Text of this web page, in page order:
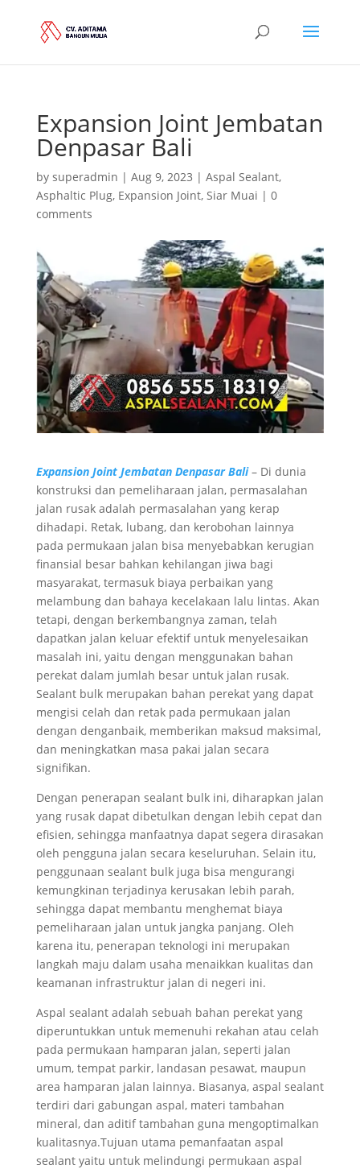
Expansion Joint Jembatan
Denpasar Bali
by superadmin | Aug 9, 2023 | Aspal Sealant,
Asphaltic Plug, Expansion Joint, Siar Muai | 0
comments
Expansion Joint Jembatan Denpasar Bali– Di dunia
konstruksi dan pemeliharaan jalan, permasalahan
jalan rusak adalah permasalahan yang kerap
dihadapi. Retak, lubang, dan kerobohan lainnya
pada permukaan jalan bisa menyebabkan kerugian
finansial besar bahkan kehilangan jiwa bagi
masyarakat, termasuk biaya perbaikan yang
melambung dan bahaya kecelakaan lalu lintas. Akan
tetapi, dengan berkembangnya zaman, telah
dapatkan jalan keluar efektif untuk menyelesaikan
masalah ini, yaitu dengan menggunakan bahan
perekat dalam jumlah besar untuk jalan rusak.
Sealant bulk merupakan bahan perekat yang dapat
mengisi celah dan retak pada permukaan jalan
dengan denganbaik, memberikan maksud maksimal,
dan meningkatkan masa pakai jalan secara
signifikan.
Dengan penerapan sealant bulk ini, diharapkan jalan
yang rusak dapat dibetulkan dengan lebih cepat dan
efisien, sehingga manfaatnya dapat segera dirasakan
oleh pengguna jalan secara keseluruhan. Selain itu,
penggunaan sealant bulk juga bisa mengurangi
kemungkinan terjadinya kerusakan lebih parah,
sehingga dapat membantu menghemat biaya
pemeliharaan jalan untuk jangka panjang. Oleh
karena itu, penerapan teknologi ini merupakan
langkah maju dalam usaha menaikkan kualitas dan
keamanan infrastruktur jalan di negeri ini.
Aspal sealant adalah sebuah bahan perekat yang
diperuntukkan untuk memenuhi rekahan atau celah
pada permukaan hamparan jalan, seperti jalan
umum, tempat parkir, landasan pesawat, maupun
area hamparan jalan lainnya. Biasanya, aspal sealant
terdiri dari gabungan aspal, materi tambahan
mineral, dan aditif tambahan guna mengoptimalkan
kualitasnya.Tujuan utama pemanfaatan aspal
sealant yaitu untuk melindungi permukaan aspal